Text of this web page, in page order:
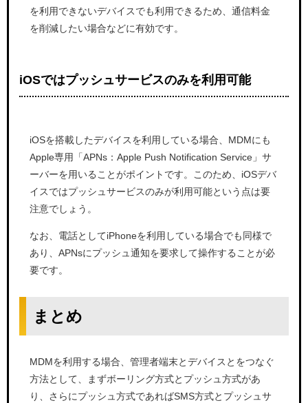
を利用できないデバイスでも利用できるため、通信料金
を削減したい場合などに有効です。
iOSではプッシュサービスのみを利用可能
iOSを搭載したデバイスを利用している場合、MDMにも
Apple専用「APNs：Apple Push Notification Service」サ
ーバーを用いることがポイントです。このため、iOSデバ
イスではプッシュサービスのみが利用可能という点は要
注意でしょう。
なお、電話としてiPhoneを利用している場合でも同様で
あり、APNsにプッシュ通知を要求して操作することが必
要です。
まとめ
MDMを利用する場合、管理者端末とデバイスとをつなぐ
方法として、まずボーリング方式とプッシュ方式があ
り、さらにプッシュ方式であればSMS方式とプッシュサ